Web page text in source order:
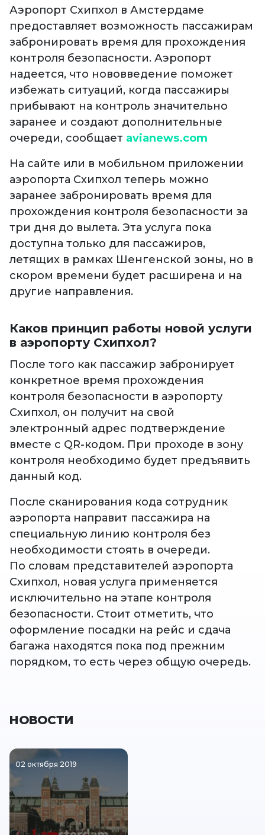
Аэропорт Схипхол в Амстердаме
предоставляет возможность пассажирам
забронировать время для прохождения
контроля безопасности. Аэропорт
надеется, что нововведение поможет
избежать ситуаций, когда пассажиры
прибывают на контроль значительно
заранее и создают дополнительные
очереди, сообщает avianews.com
На сайте или в мобильном приложении
аэропорта Схипхол теперь можно
заранее забронировать время для
прохождения контроля безопасности за
три дня до вылета. Эта услуга пока
доступна только для пассажиров,
летящих в рамках Шенгенской зоны, но в
скором времени будет расширена и на
другие направления.
Каков принцип работы новой услуги
в аэропорту Схипхол?
После того как пассажир забронирует
конкретное время прохождения
контроля безопасности в аэропорту
Схипхол, он получит на свой
электронный адрес подтверждение
вместе с QR-кодом. При проходе в зону
контроля необходимо будет предъявить
данный код.
После сканирования кода сотрудник
аэропорта направит пассажира на
специальную линию контроля без
необходимости стоять в очереди.
По словам представителей аэропорта
Схипхол, новая услуга применяется
исключительно на этапе контроля
безопасности. Стоит отметить, что
оформление посадки на рейс и сдача
багажа находятся пока под прежним
порядком, то есть через общую очередь.
НОВОСТИ
02 октября 2019